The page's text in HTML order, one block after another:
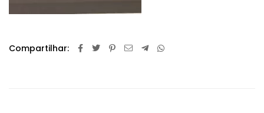
Compartilhar: